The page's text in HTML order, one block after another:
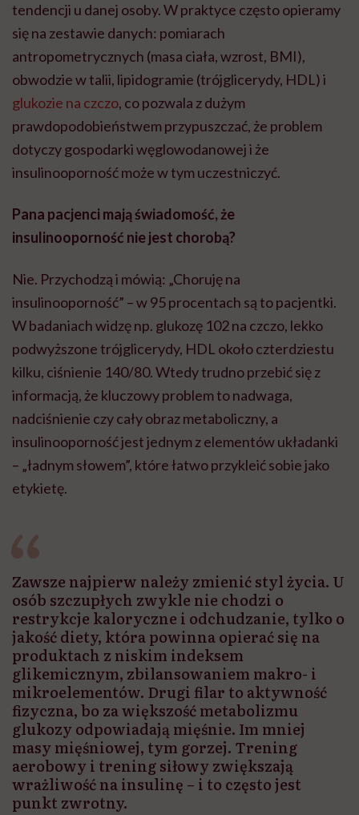
tendencji u danej osoby. W praktyce często opieramy
się na zestawie danych: pomiarach
antropometrycznych (masa ciała, wzrost, BMI),
obwodzie w talii, lipidogramie (trójglicerydy, HDL) i
glukozie na czczo, co pozwala z dużym
prawdopodobieństwem przypuszczać, że problem
dotyczy gospodarki węglowodanowej i że
insulinooporność może w tym uczestniczyć.
Pana pacjenci mają świadomość, że
insulinooporność nie jest chorobą?
Nie. Przychodzą i mówią: „Choruję na
insulinooporność” – w 95 procentach są to pacjentki.
W badaniach widzę np. glukozę 102 na czczo, lekko
podwyższone trójglicerydy, HDL około czterdziestu
kilku, ciśnienie 140/80. Wtedy trudno przebić się z
informacją, że kluczowy problem to nadwaga,
nadciśnienie czy cały obraz metaboliczny, a
insulinooporność jest jednym z elementów układanki
– „ładnym słowem”, które łatwo przykleić sobie jako
etykietę.
Zawsze najpierw należy zmienić styl życia. U
osób szczupłych zwykle nie chodzi o
restrykcje kaloryczne i odchudzanie, tylko o
jakość diety, która powinna opierać się na
produktach z niskim indeksem
glikemicznym, zbilansowaniem makro- i
mikroelementów. Drugi filar to aktywność
fizyczna, bo za większość metabolizmu
glukozy odpowiadają mięśnie. Im mniej
masy mięśniowej, tym gorzej. Trening
aerobowy i trening siłowy zwiększają
wrażliwość na insulinę – i to często jest
punkt zwrotny.